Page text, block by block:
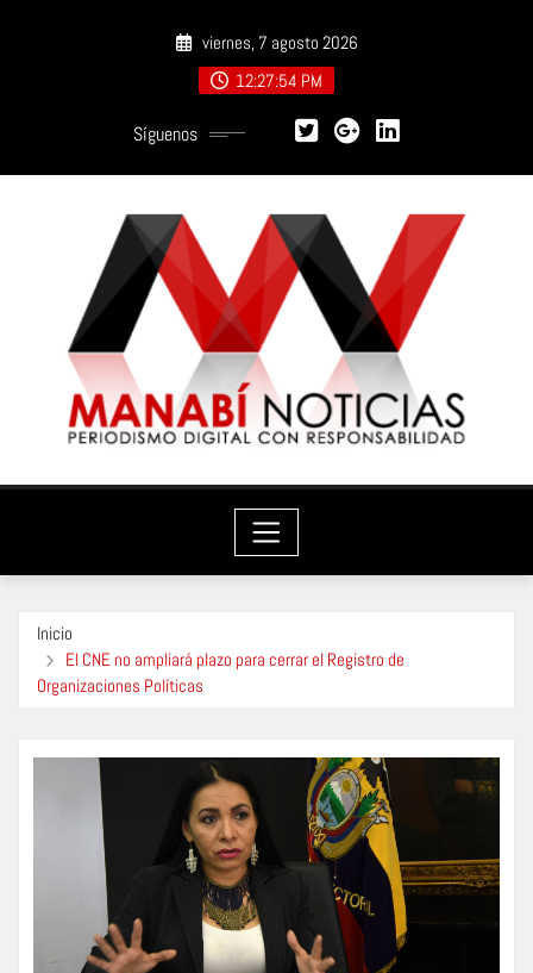
viernes, 7 agosto 2026
12:27:55 PM
Síguenos
Inicio
El CNE no ampliará plazo para cerrar el Registro de
Organizaciones Políticas